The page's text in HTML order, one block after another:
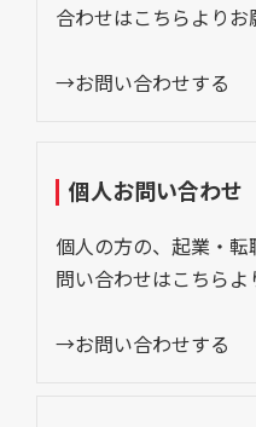
合わせはこちらよりお
→お問い合わせする
個人お問い合わせ
個人の方の、起業・
問い合わせはこちらよ
→お問い合わせする